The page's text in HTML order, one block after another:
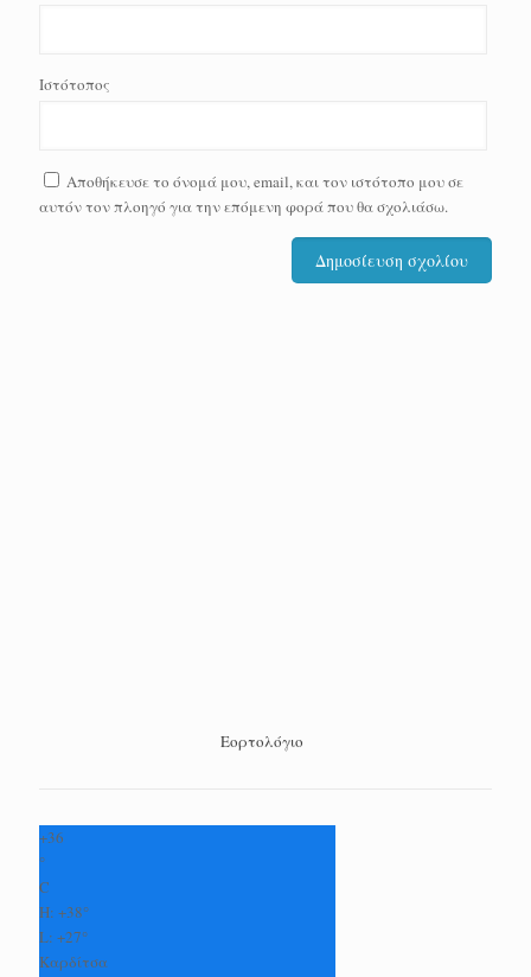
Ιστότοπος
Αποθήκευσε το όνομά μου, email, και τον ιστότοπο μου σε
αυτόν τον πλοηγό για την επόμενη φορά που θα σχολιάσω.
Εορτολόγιο
+36
°
C
H: +38°
L: +27°
Καρδίτσα